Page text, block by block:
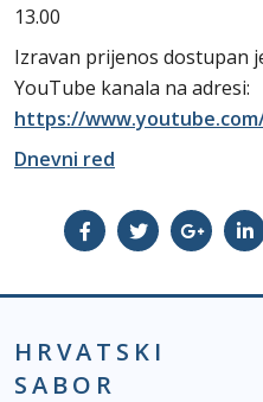
13.00
Izravan prijenos dostupan
YouTube kanala na adresi:
https://
Dnevni red
HRVATSKI
SABOR